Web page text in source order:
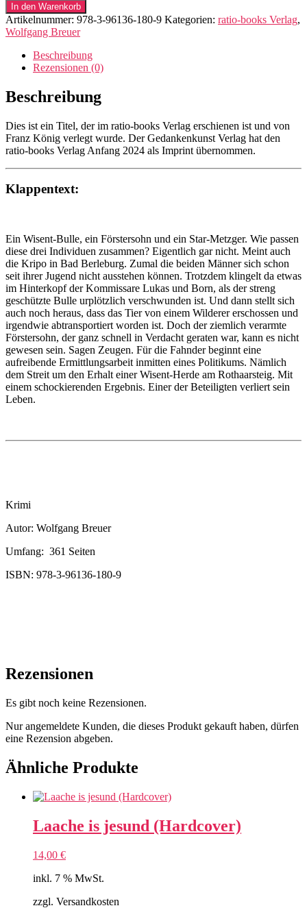
In den Warenkorb
Artikelnummer: 978-3-96136-180-9 Kategorien: ratio-books Verlag,
Wolfgang Breuer
Beschreibung
Rezensionen (0)
Beschreibung
Dies ist ein Titel, der im ratio-books Verlag erschienen ist und von
Franz König verlegt wurde. Der Gedankenkunst Verlag hat den
ratio-books Verlag Anfang 2024 als Imprint übernommen.
Klappentext:
Ein Wisent-Bulle, ein Förstersohn und ein Star-Metzger. Wie passen
diese drei Individuen zusammen? Eigentlich gar nicht. Meint auch
die Kripo in Bad Berleburg. Zumal die beiden Männer sich schon
seit ihrer Jugend nicht ausstehen können. Trotzdem klingelt da etwas
im Hinterkopf der Kommissare Lukas und Born, als der streng
geschützte Bulle urplötzlich verschwunden ist. Und dann stellt sich
auch noch heraus, dass das Tier von einem Wilderer erschossen und
irgendwie abtransportiert worden ist. Doch der ziemlich verarmte
Förstersohn, der ganz schnell in Verdacht geraten war, kann es nicht
gewesen sein. Sagen Zeugen. Für die Fahnder beginnt eine
aufreibende Ermittlungsarbeit inmitten eines Politikums. Nämlich
dem Streit um den Erhalt einer Wisent-Herde am Rothaarsteig. Mit
einem schockierenden Ergebnis. Einer der Beteiligten verliert sein
Leben.
Krimi
Autor: Wolfgang Breuer
Umfang: 361 Seiten
ISBN: 978-3-96136-180-9
Rezensionen
Es gibt noch keine Rezensionen.
Nur angemeldete Kunden, die dieses Produkt gekauft haben, dürfen
eine Rezension abgeben.
Ähnliche Produkte
Laache is jesund (Hardcover)
14,00 €
inkl. 7 % MwSt.
zzgl. Versandkosten